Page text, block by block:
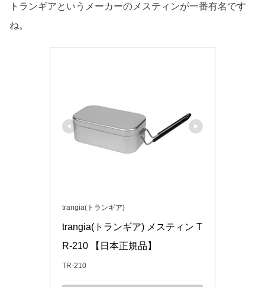
トランギアというメーカーのメスティンが一番有名です
ね。
trangia(トランギア)
trangia(トランギア) メスティン T
R-210 【日本正規品】
TR-210